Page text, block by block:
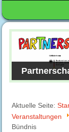
Aktuelle Seite:
Veranstaltungen
Bündnis